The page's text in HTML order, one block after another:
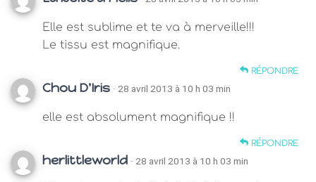
Elle est sublime et te va à merveille!!!
Le tissu est magnifique.
RÉPONDRE
Chou D'Iris · 28 avril 2013 à 10 h 03 min
elle est absolument magnifique !!
RÉPONDRE
herlittleworld · 28 avril 2013 à 10 h 03 min